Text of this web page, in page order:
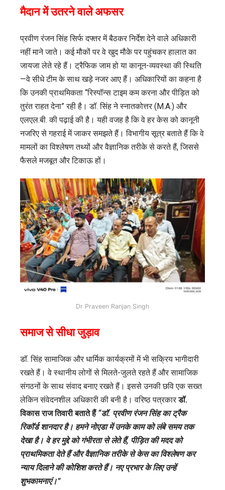
मैदान में उतरने वाले अफसर
प्रवीण रंजन सिंह सिर्फ दफ्तर में बैठकर निर्देश देने वाले अधिकारी
नहीं माने जाते। कई मौकों पर वे खुद मौके पर पहुंचकर हालात का
जायजा लेते रहे हैं। ट्रैफिक जाम हो या कानून-व्यवस्था की स्थिति
—वे सीधे टीम के साथ खड़े नजर आए हैं। अधिकारियों का कहना है
कि उनकी प्राथमिकता “रिस्पॉन्स टाइम कम करना और पीड़ित को
तुरंत राहत देना” रही है। डॉ. सिंह ने स्नातकोत्तर (M.A.) और
एलएल.बी. की पढ़ाई की है। यही वजह है कि वे हर केस को कानूनी
नजरिए से गहराई में जाकर समझते हैं। विभागीय सूत्र बताते हैं कि वे
मामलों का विश्लेषण तथ्यों और वैज्ञानिक तरीके से करते हैं, जिससे
फैसले मजबूत और टिकाऊ हों।
Dr Praveen Ranjan Singh
समाज से सीधा जुड़ाव
डॉ. सिंह सामाजिक और धार्मिक कार्यक्रमों में भी सक्रिय भागीदारी
रखते हैं। वे स्थानीय लोगों से मिलते-जुलते रहते हैं और सामाजिक
संगठनों के साथ संवाद बनाए रखते हैं। इससे उनकी छवि एक सख्त
लेकिन संवेदनशील अधिकारी की बनी है। वरिष्ठ पत्रकारडॉ.
विकास राज तिवारीबताते हैं“डॉ. प्रवीण रंजन सिंह का ट्रैक
रिकॉर्ड शानदार है। हमने नोएडा में उनके काम को लंबे समय तक
देखा है। वे हर मुद्दे को गंभीरता से लेते हैं, पीड़ित की मदद को
प्राथमिकता देते हैं और वैज्ञानिक तरीके से केस का विश्लेषण कर
न्याय दिलाने की कोशिश करते हैं। नए प्रभार के लिए उन्हें
शुभकामनाएं।”